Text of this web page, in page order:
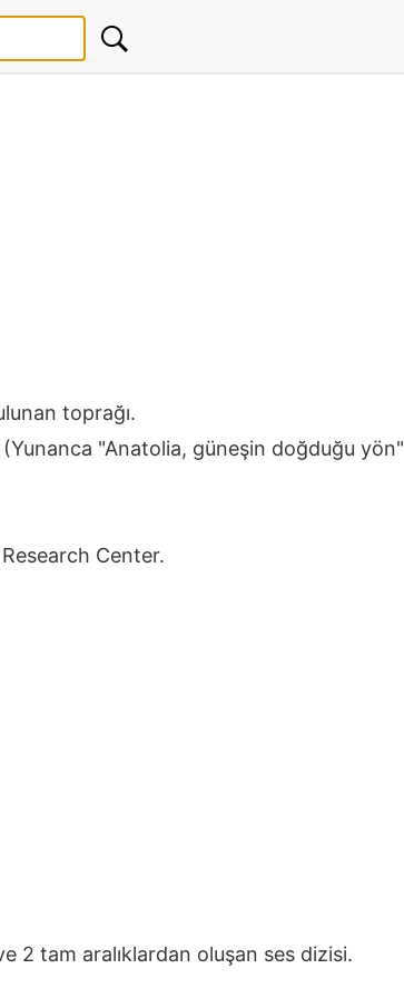
toprağı.
"Anatolia, güneşin doğduğu yön"
Center.
2 tam aralıklardan oluşan ses dizisi.